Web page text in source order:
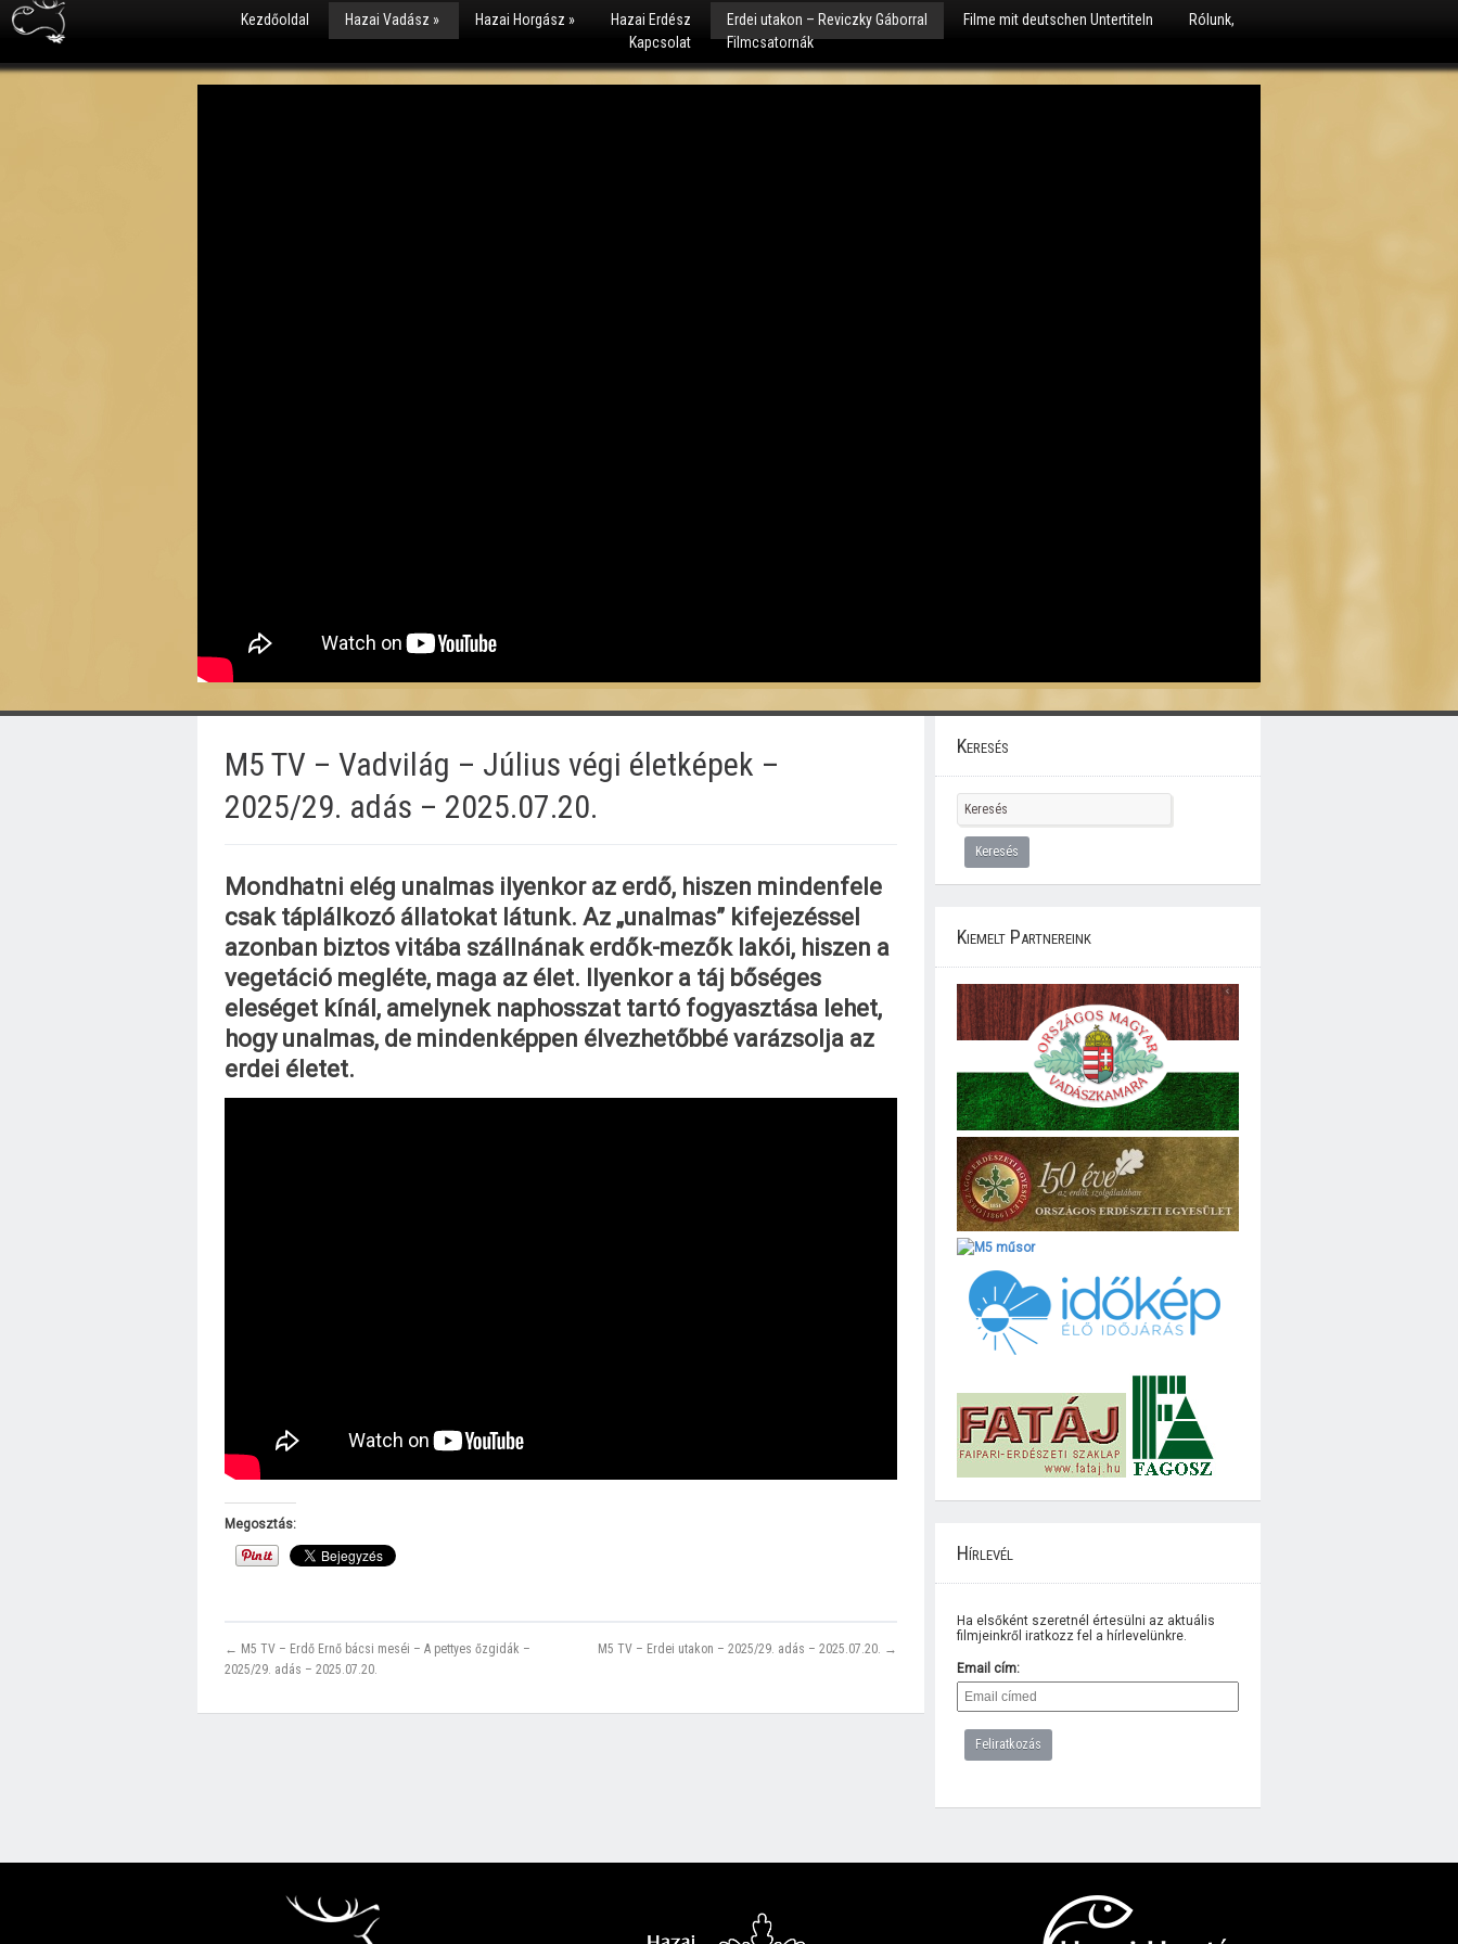
Kezdőoldal Hazai Vadász » Hazai Horgász » Hazai Erdész Erdei utakon – Reviczky Gáborral Filme mit deutschen Untertiteln
Rólunk,
Kapcsolat
Filmcsatornák
M5 TV – Vadvilág – Július végi életképek –
2025/29. adás – 2025.07.20.
Mondhatni elég unalmas ilyenkor az erdő, hiszen mindenfele
csak táplálkozó állatokat látunk. Az „unalmas” kifejezéssel
azonban biztos vitába szállnának erdők-mezők lakói, hiszen a
vegetáció megléte, maga az élet. Ilyenkor a táj bőséges
eleséget kínál, amelynek naphosszat tartó fogyasztása lehet,
hogy unalmas, de mindenképpen élvezhetőbbé varázsolja az
erdei életet.
Megosztás:
← M5 TV – Erdő Ernő bácsi meséi – A pettyes őzgidák –
2025/29. adás – 2025.07.20.
M5 TV – Erdei utakon – 2025/29. adás – 2025.07.20. →
Keresés
Kiemelt Partnereink
Hírlevél
Ha elsőként szeretnél értesülni az aktuális
filmjeinkről iratkozz fel a hírlevelünkre.
Email cím: